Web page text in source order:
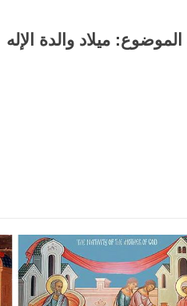
ميلاد والدة الإله